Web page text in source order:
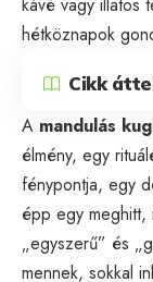
hétköznapok
Cikk
A mandulás
élmény, egy
fénypontja, egy
épp egy
„egyszerű” és
mennek, sokkal